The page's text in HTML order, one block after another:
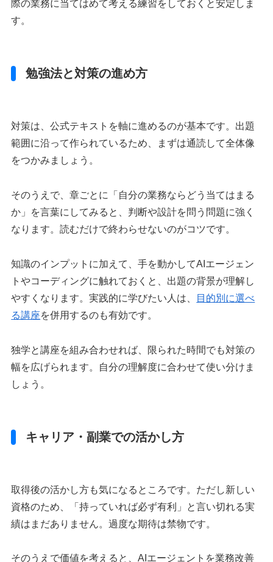
際の業務に当てはめて考える練習をしておくと安定しま
す。
勉強法と対策の進め方
対策は、公式テキストを軸に進めるのが基本です。出題
範囲に沿って作られているため、まずは通読して全体像
をつかみましょう。
そのうえで、章ごとに「自分の業務ならどう当てはまる
か」を言葉にしてみると、判断や設計を問う問題に強く
なります。読むだけで終わらせないのがコツです。
知識のインプットに加えて、手を動かしてAIエージェン
トやコーディングに触れておくと、出題の背景が理解し
やすくなります。実践的に学びたい人は、
目的別に選べ
る講座を併用するのも有効です。
独学と講座を組み合わせれば、限られた時間でも対策の
幅を広げられます。自分の理解度に合わせて使い分けま
しょう。
キャリア・副業での活かし方
取得後の活かし方も気になるところです。ただし新しい
資格のため、「持っていれば必ず有利」と言い切れる実
績はまだありません。過度な期待は禁物です。
そのうえで価値を考えると、AIエージェントを業務改善